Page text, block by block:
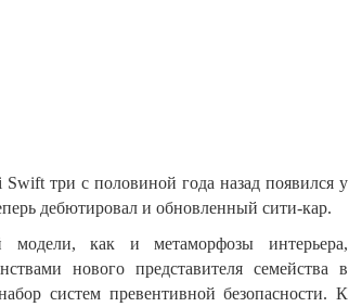
три с половиной года назад появился у
дебютировал и обновленный сити-кар.
модели, как и метаморфозы интерьера,
нового представителя семейства в
систем превентивной безопасности. К